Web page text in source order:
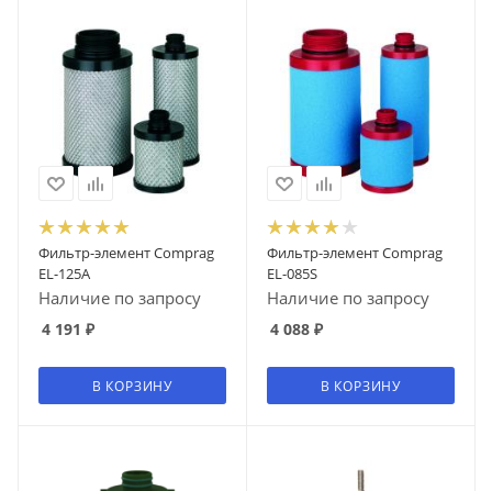
Фильтр-элемент Comprag
EL-125A
Наличие по запросу
4 191 ₽
В КОРЗИНУ
Фильтр-элемент Comprag
EL-085S
Наличие по запросу
4 088 ₽
В КОРЗИНУ